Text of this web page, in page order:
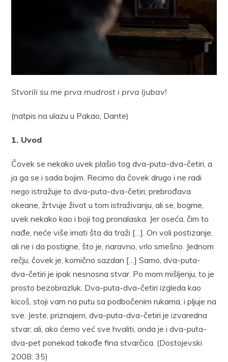
Stvorili su me prva mudrost i prva ljubav!
(natpis na ulazu u Pakao, Dante)
1. Uvod
Čovek se nekako uvek plašio tog dva-puta-dva-četiri, a
ja ga se i sada bojim. Recimo da čovek drugo i ne radi
nego istražuje to dva-puta-dva-četiri; prebrođava
okeane, žrtvuje život u tom istraživanju, ali se, bogme,
uvek nekako kao i boji tog pronalaska. Jer oseća, čim to
nađe, neće više imati šta da traži […]. On voli postizanje,
ali ne i da postigne, što je, naravno, vrlo smešno. Jednom
rečju, čovek je, komično sazdan […] Samo, dva-puta-
dva-četiri je ipak nesnosna stvar. Po mom mišljenju, to je
prosto bezobrazluk. Dva-puta-dva-četiri izgleda kao
kicoš, stoji vam na putu sa podbočenim rukama, i pljuje na
sve. Jeste, priznajem, dva-puta-dva-četiri je izvaredna
stvar; ali, ako ćemo već sve hvaliti, onda je i dva-puta-
dva-pet ponekad takođe fina stvarčica. (Dostojevski
2008: 35)